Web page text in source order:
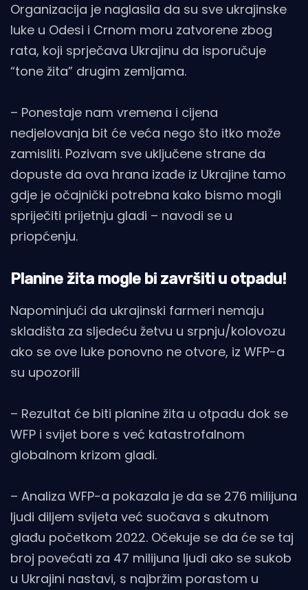
Organizacija je naglasila da su sve ukrajinske
luke u Odesi i Crnom moru zatvorene zbog
rata, koji sprječava Ukrajinu da isporučuje
“tone žita” drugim zemljama.
– Ponestaje nam vremena i cijena
nedjelovanja bit će veća nego što itko može
zamisliti. Pozivam sve uključene strane da
dopuste da ova hrana izađe iz Ukrajine tamo
gdje je očajnički potrebna kako bismo mogli
spriječiti prijetnju gladi – navodi se u
priopćenju.
Planine žita mogle bi završiti u otpadu!
Napominjući da ukrajinski farmeri nemaju
skladišta za sljedeću žetvu u srpnju/kolovozu
ako se ove luke ponovno ne otvore, iz WFP-a
su upozorili
– Rezultat će biti planine žita u otpadu dok se
WFP i svijet bore s već katastrofalnom
globalnom krizom gladi.
– Analiza WFP-a pokazala je da se 276 milijuna
ljudi diljem svijeta već suočava s akutnom
glađu početkom 2022. Očekuje se da će se taj
broj povećati za 47 milijuna ljudi ako se sukob
u Ukrajini nastavi, s najbržim porastom u